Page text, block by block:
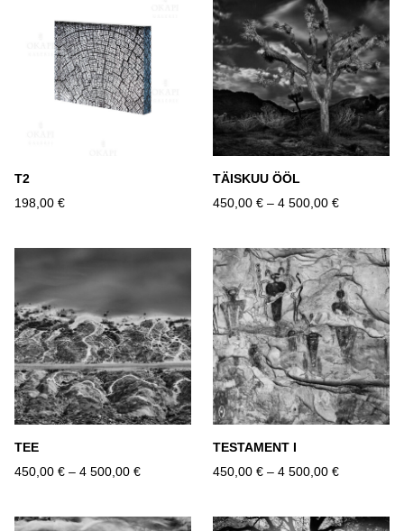
T2
198,00 €
TÄISKUU ÖÖL
450,00 € – 4 500,00 €
TEE
450,00 € – 4 500,00 €
TESTAMENT I
450,00 € – 4 500,00 €